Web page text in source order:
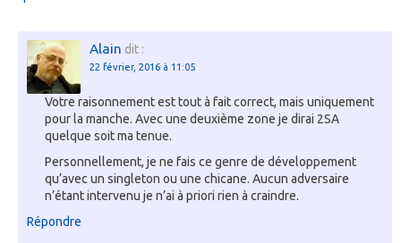
Alain dit :
22 février, 2016 à 11:05
Votre raisonnement est tout à fait correct, mais uniquement
pour la manche. Avec une deuxième zone je dirai 2SA
quelque soit ma tenue.
Personnellement, je ne fais ce genre de développement
qu’avec un singleton ou une chicane. Aucun adversaire
n’étant intervenu je n’ai à priori rien à craindre.
Répondre